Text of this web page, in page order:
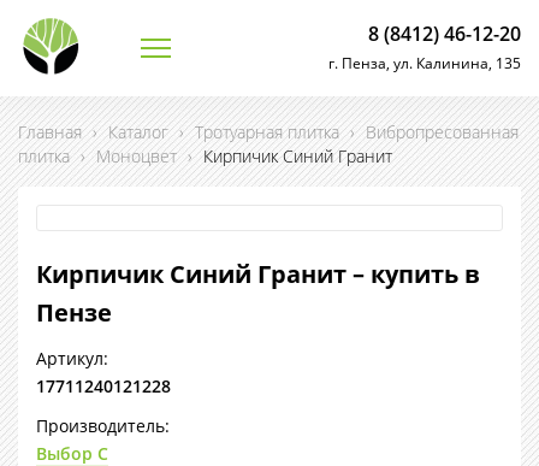
8 (8412) 46-12-20
г. Пенза, ул. Калинина, 135
Главная › Каталог › Тротуарная плитка › Вибропресованная
плитка › Моноцвет › Кирпичик Синий Гранит
Кирпичик Синий Гранит – купить в
Пензе
Артикул:
17711240121228
Производитель:
Выбор С